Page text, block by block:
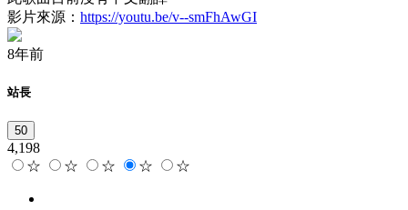
影片來源： https://youtu.be/v--smFhAwGI
8年前
站長
50
4,198
☆
☆ ☆ ☆ ☆